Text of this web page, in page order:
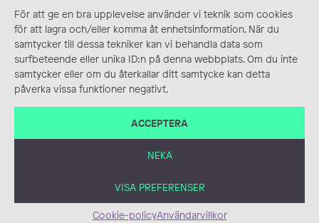
För att ge en bra upplevelse använder vi teknik som cookies
för att lagra och/eller komma åt enhetsinformation. När du
samtycker till dessa tekniker kan vi behandla data som
surfbeteende eller unika ID:n på denna webbplats. Om du inte
samtycker eller om du återkallar ditt samtycke kan detta
påverka vissa funktioner negativt.
ACCEPTERA
NEKA
VISA PREFERENSER
Cookie-policyAnvändarvillkor
ANVÄNDARVILLKOR